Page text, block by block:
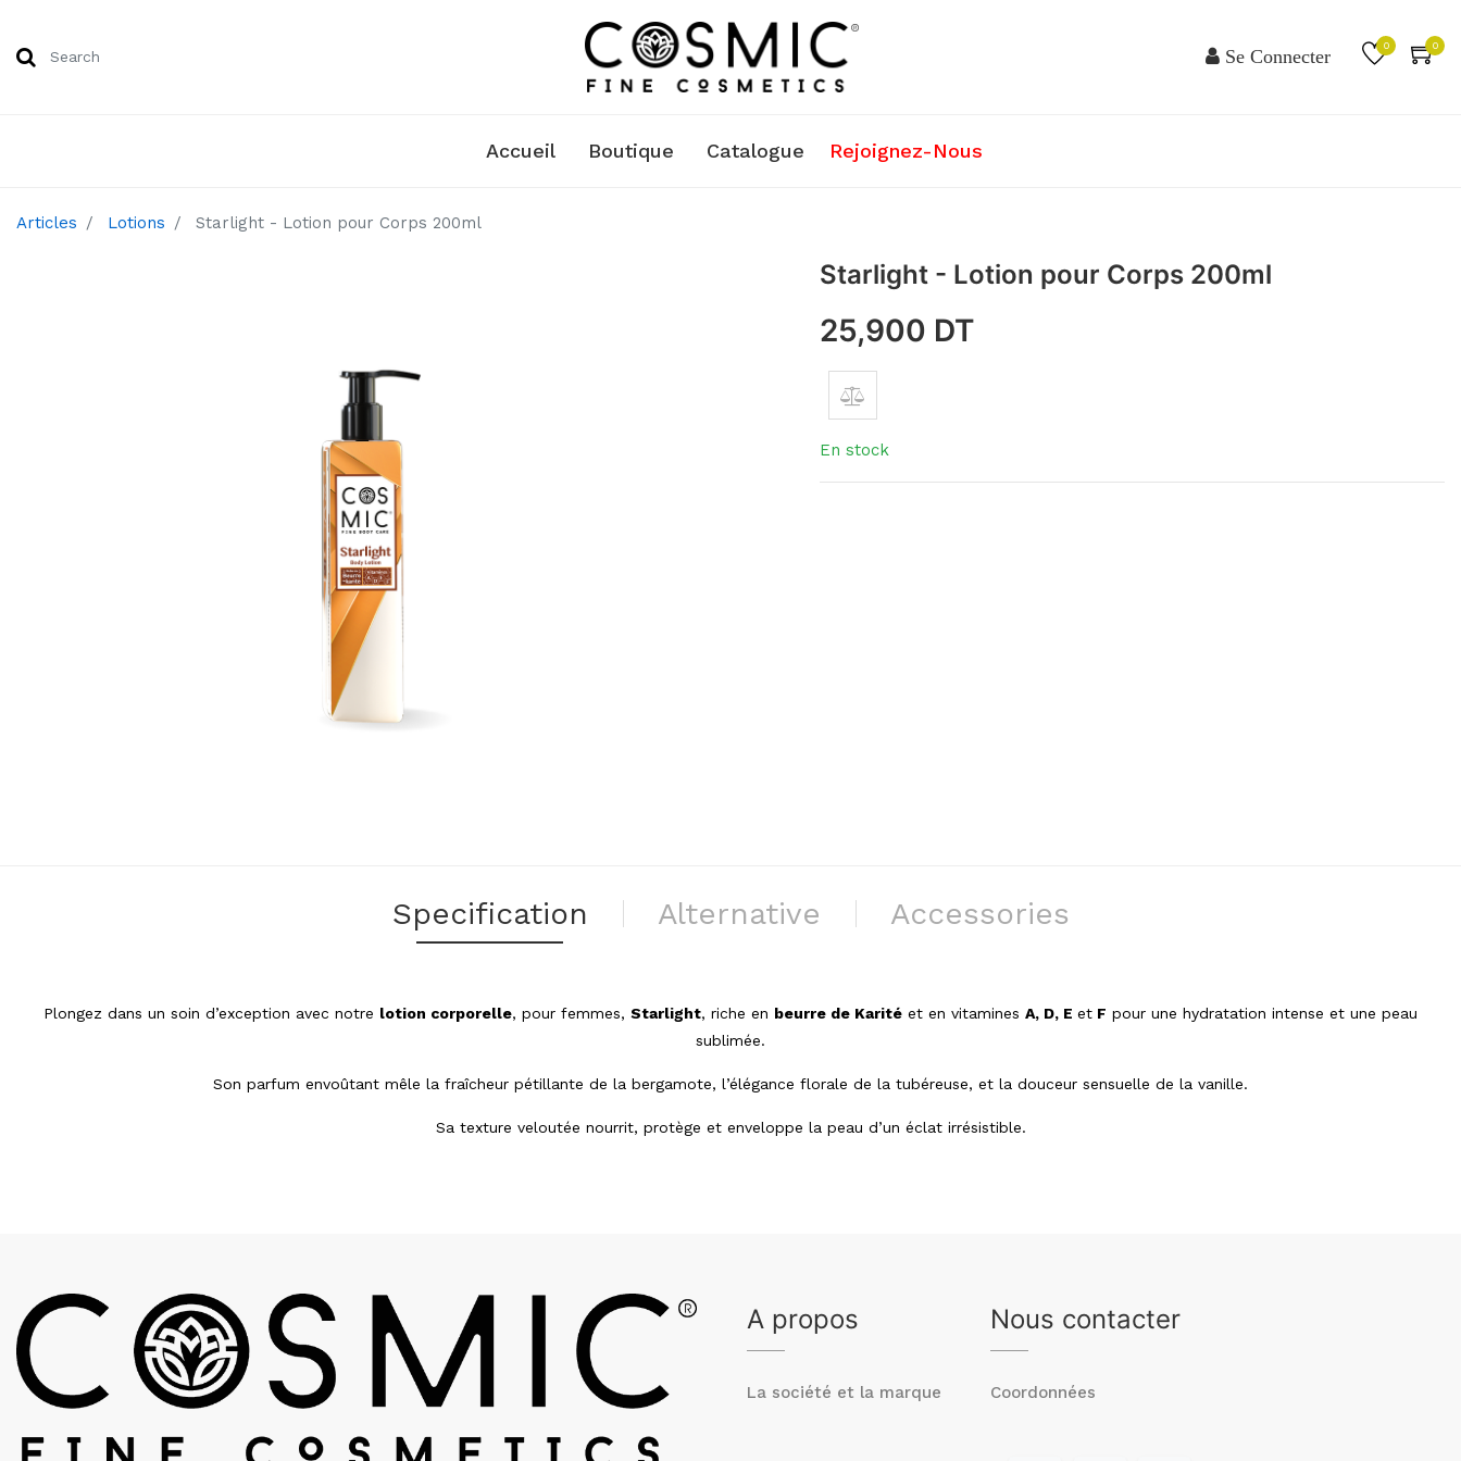
Se Connecter
0 0
Accueil Boutique Catalogue Rejoignez-Nous
Articles Lotions Starlight - Lotion pour Corps 200ml
Starlight - Lotion pour Corps 200ml
25,900 DT
En stock
Specification Alternative Accessories
Plongez dans un soin d’exception avec notre lotion corporelle, pour femmes, Starlight, riche en beurre de Karité et en vitamines A, D, E et F pour une hydratation intense et une peau
sublimée.
Son parfum envoûtant mêle la fraîcheur pétillante de la bergamote, l’élégance florale de la tubéreuse, et la douceur sensuelle de la vanille.
Sa texture veloutée nourrit, protège et enveloppe la peau d’un éclat irrésistible.
A propos
La société et la marque
Nous contacter
Coordonnées